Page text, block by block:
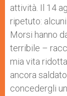
attività. Il 14
ripetuto:
Morsi hanno
terribile –
mia vita
ancora
concedergli